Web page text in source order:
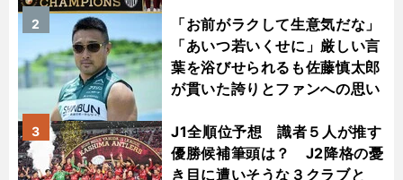
「お前がラクして生意気だな」
「あいつ若いくせに」厳しい言
葉を浴びせられるも佐藤慎太郎
が貫いた誇りとファンへの思い
2
J1全順位予想 識者５人が推す
優勝候補筆頭は？ J2降格の憂
き目に遭いそうな３クラブと
3